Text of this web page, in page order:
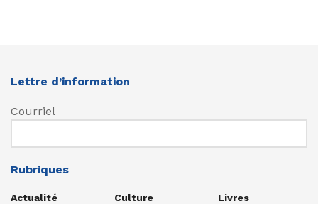
Lettre d’information
Courriel
Rubriques
Actualité
Culture
Livres